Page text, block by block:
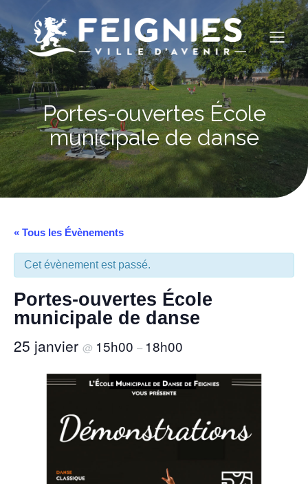
Portes-ouvertes École
municipale de danse
« Tous les Évènements
Cet évènement est passé.
Portes-ouvertes École
municipale de danse
25 janvier @ 15h00 – 18h00